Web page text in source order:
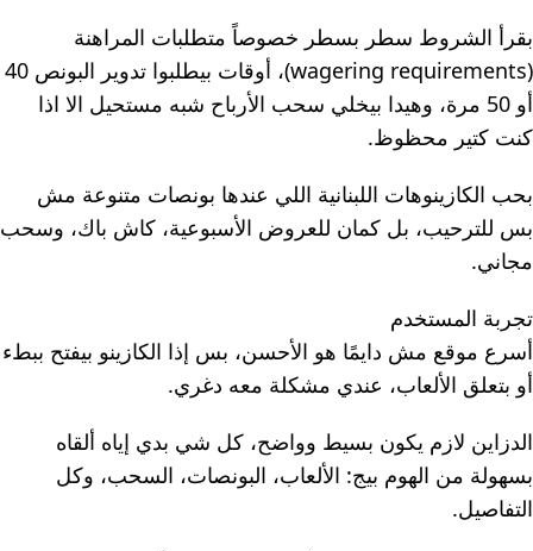
بقرأ الشروط سطر بسطر خصوصاً متطلبات المراهنة
(wagering requirements)، أوقات بيطلبوا تدوير البونص 40
أو 50 مرة، وهيدا بيخلي سحب الأرباح شبه مستحيل الا اذا
كنت كتير محظوظ.
بحب الكازينوهات اللبنانية اللي عندها بونصات متنوعة مش
بس للترحيب، بل كمان للعروض الأسبوعية، كاش باك، وسحب
مجاني.
تجربة المستخدم
أسرع موقع مش دايمًا هو الأحسن، بس إذا الكازينو بيفتح ببطء
أو بتعلق الألعاب، عندي مشكلة معه دغري.
الدزاين لازم يكون بسيط وواضح، كل شي بدي إياه ألقاه
بسهولة من الهوم بيج: الألعاب، البونصات، السحب، وكل
التفاصيل.